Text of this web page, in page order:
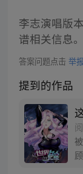
李志演唱版
谱相关信息。
答案问题点击 举
提到的作品